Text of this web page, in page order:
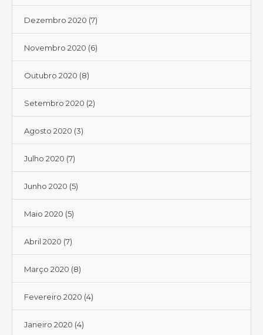
Dezembro 2020 (7)
Novembro 2020 (6)
Outubro 2020 (8)
Setembro 2020 (2)
Agosto 2020 (3)
Julho 2020 (7)
Junho 2020 (5)
Maio 2020 (5)
Abril 2020 (7)
Março 2020 (8)
Fevereiro 2020 (4)
Janeiro 2020 (4)